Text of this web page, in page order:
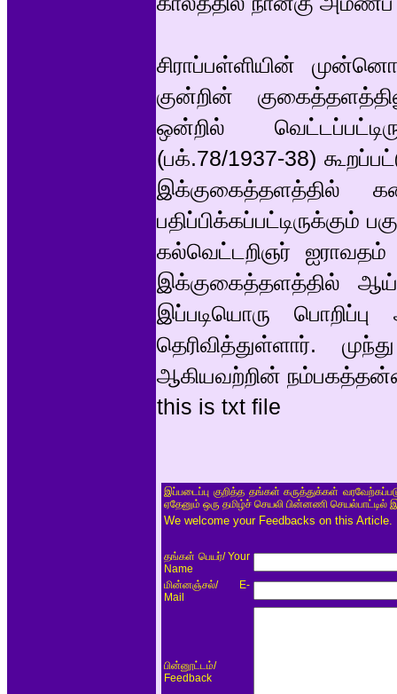
சிராப்பள்ளியின்
குன்றின்
ஒன்றில்
(பக்.78/1937-38)
இக்குகைத்தளத்தில்
பதிப்பிக்கப்பட்டிருக்கும்
கல்வெட்டறிஞர் ஐராவதம்
இக்குகைத்தளத்தில்
இப்படியொரு
தெரிவித்துள்ளார்.
ஆகியவற்றின்
this is txt file
இப்படைப்பு குறித்த தங்கள் கருத்துக்கள்
ஏதேனும் ஒரு தமிழ்ச் செயலி பின்னணி செயல்பாட்டில்
We welcome your Feedbacks on this
தங்கள் பெயர்/ Your
Name
மின்னஞ்சல்/ E-
Mail
பின்னூட்டம்/
Feedback